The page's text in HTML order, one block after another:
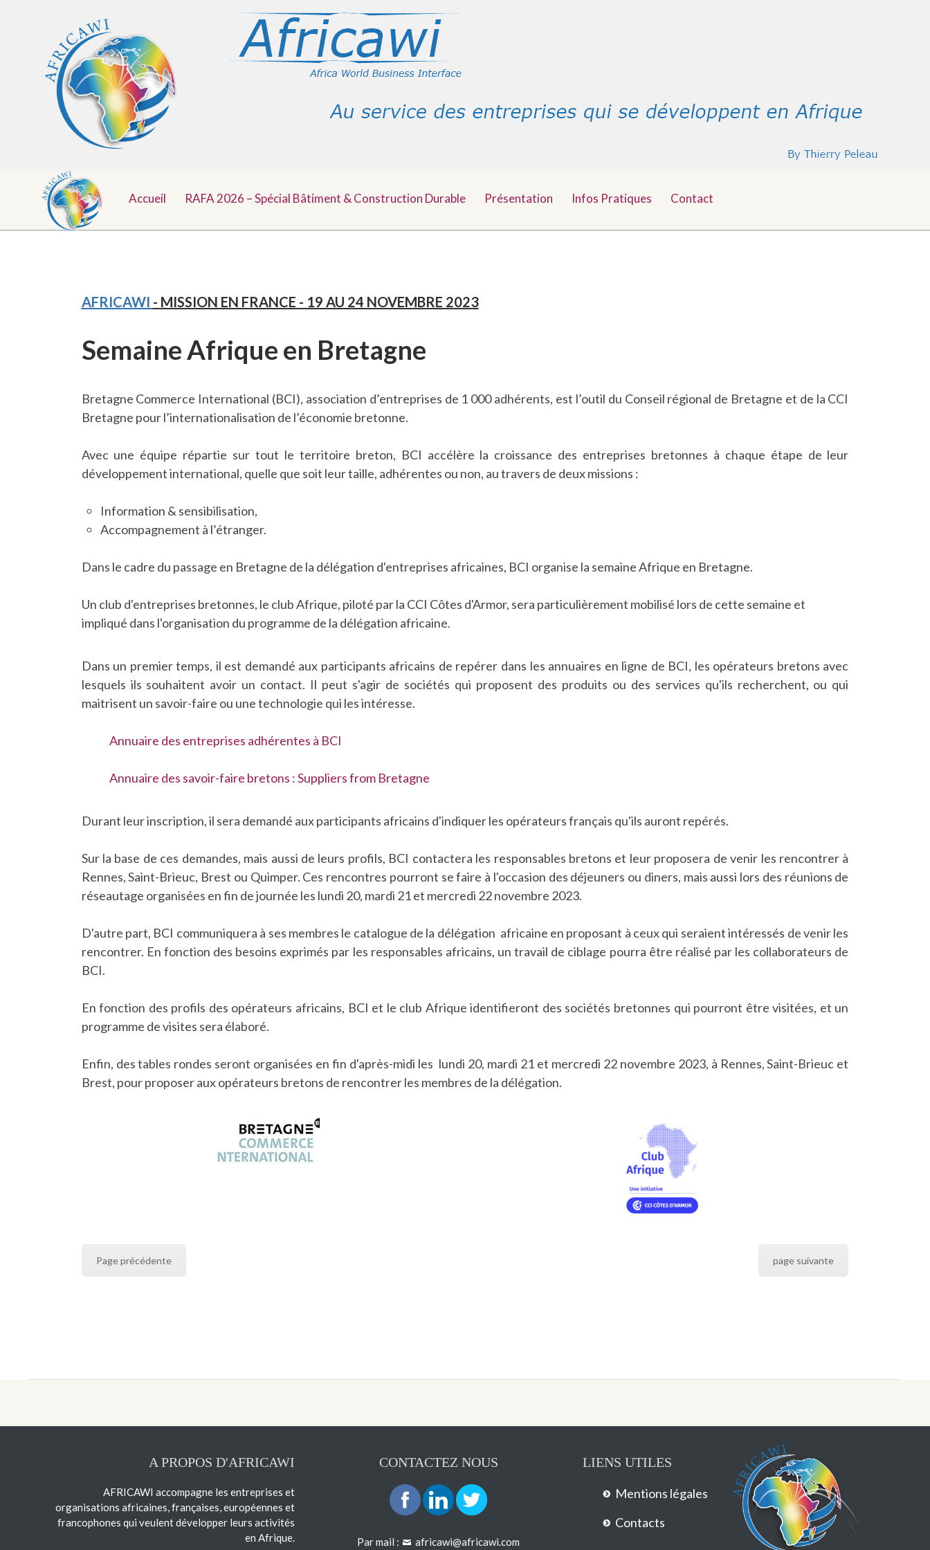
Top
Accueil RAFA 2026 – Spécial Bâtiment & Construction Durable Présentation Infos Pratiques Contact
AFRICAWI - MISSION EN FRANCE - 19 AU 24 NOVEMBRE 2023
Semaine Afrique en Bretagne
Bretagne Commerce International (BCI), association d’entreprises de 1 000 adhérents, est l’outil du Conseil régional de Bretagne et de la CCI
Bretagne pour l’internationalisation de l’économie bretonne.
Avec une équipe répartie sur tout le territoire breton, BCI accélère la croissance des entreprises bretonnes à chaque étape de leur
développement international, quelle que soit leur taille, adhérentes ou non, au travers de deux missions :
Information & sensibilisation,
Accompagnement à l’étranger.
Dans le cadre du passage en Bretagne de la délégation d'entreprises africaines, BCI organise la semaine Afrique en Bretagne.
Un club d'entreprises bretonnes, le club Afrique, piloté par la CCI Côtes d'Armor, sera particulièrement mobilisé lors de cette semaine et
impliqué dans l'organisation du programme de la délégation africaine.
Dans un premier temps, il est demandé aux participants africains de repérer dans les annuaires en ligne de BCI, les opérateurs bretons avec
lesquels ils souhaitent avoir un contact. Il peut s'agir de sociétés qui proposent des produits ou des services qu'ils recherchent, ou qui
maitrisent un savoir-faire ou une technologie qui les intéresse.
Annuaire des entreprises adhérentes à BCI
Annuaire des savoir-faire bretons : Suppliers from Bretagne
Durant leur inscription, il sera demandé aux participants africains d'indiquer les opérateurs français qu'ils auront repérés.
Sur la base de ces demandes, mais aussi de leurs profils, BCI contactera les responsables bretons et leur proposera de venir les rencontrer à
Rennes, Saint-Brieuc, Brest ou Quimper. Ces rencontres pourront se faire à l'occasion des déjeuners ou diners, mais aussi lors des réunions de
réseautage organisées en fin de journée les lundi 20, mardi 21 et mercredi 22 novembre 2023.
D'autre part, BCI communiquera à ses membres le catalogue de la délégation africaine en proposant à ceux qui seraient intéressés de venir les
rencontrer. En fonction des besoins exprimés par les responsables africains, un travail de ciblage pourra être réalisé par les collaborateurs de
BCI.
En fonction des profils des opérateurs africains, BCI et le club Afrique identifieront des sociétés bretonnes qui pourront être visitées, et un
programme de visites sera élaboré.
Enfin, des tables rondes seront organisées en fin d'après-midi les lundi 20, mardi 21 et mercredi 22 novembre 2023, à Rennes, Saint-Brieuc et
Brest, pour proposer aux opérateurs bretons de rencontrer les membres de la délégation.
Page précédente page suivante
A PROPOS D'AFRICAWI
AFRICAWI accompagne les entreprises et
organisations africaines, françaises, européennes et
francophones qui veulent développer leurs activités
en Afrique.
CONTACTEZ NOUS
Par mail : africawi@africawi.com
LIENS UTILES
Mentions légales
Contacts